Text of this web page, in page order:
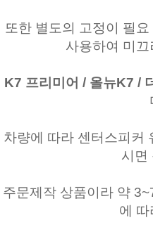
또한 별도의 고정이 필
사용하여 미
K7 프리미어 / 올뉴K7 /
차량에 따라 센터스피커
시면
주문제작 상품이라 약
에 따